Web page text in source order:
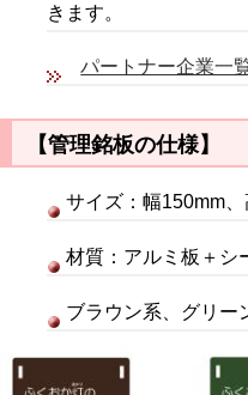
きます。
パートナー企業一
【管理銘板の仕様】
サイズ：幅150mm
材質：アルミ板＋シ
ブラウン系、グリー